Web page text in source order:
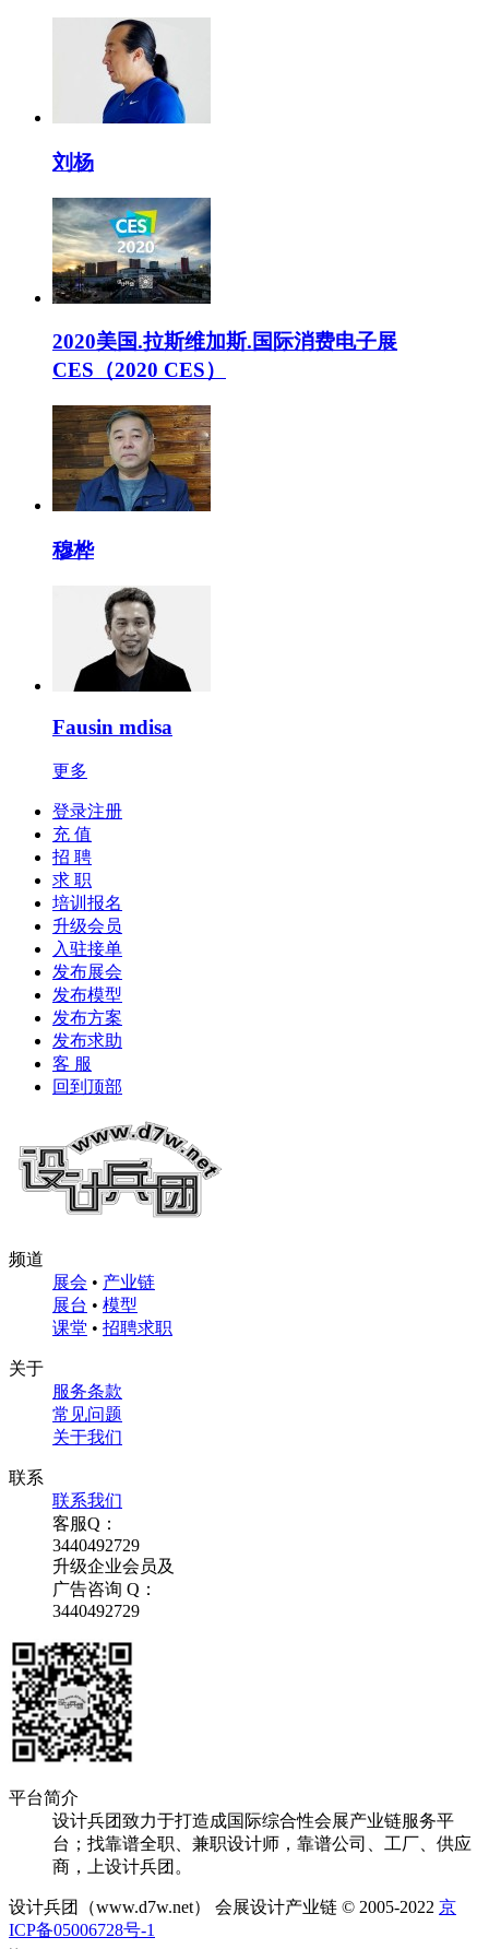
刘杨
2020美国.拉斯维加斯.国际消费电子展
CES（2020 CES）
穆桦
Fausin mdisa
更多
登录注册
充 值
招 聘
求 职
培训报名
升级会员
入驻接单
发布展会
发布模型
发布方案
发布求助
客 服
回到顶部
频道
展会 • 产业链
展台 • 模型
课堂 • 招聘求职
关于
服务条款
常见问题
关于我们
联系
联系我们
客服Q：
3440492729
升级企业会员及
广告咨询 Q：
3440492729
平台简介
设计兵团致力于打造成国际综合性会展产业链服务平
台；找靠谱全职、兼职设计师，靠谱公司、工厂、供应
商，上设计兵团。
设计兵团（www.d7w.net） 会展设计产业链 © 2005-2022 京
ICP备05006728号-1